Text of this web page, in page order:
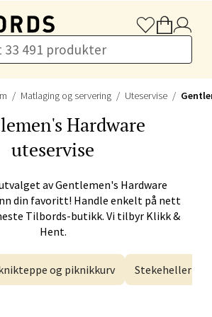
Matlaging og servering Uteservise
Hardware
uteservise
avGentlemen's Hardware
din favoritt! Handle enkelt på nett
Tilbords-butikk. Vi tilbyr Klikk &
Hent.
og piknikkurv Stekeheller
Førde
4, 6800 Førde
20
8, 5014 Bergen
Velg